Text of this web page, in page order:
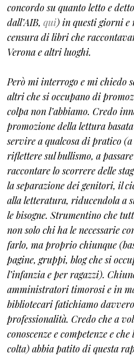
concordo su quanto letto e
dall’AIB, qui) in questi giorni e
censura di libri che
Verona e altri luoghi.
Però mi interrogo e mi chiedo
altri che si occupano di
colpa non l’abbiamo. Credo
promozione della lettura
servire a qualcosa di pratico
riflettere sul bullismo, a
raccontare lo scorrere delle
la separazione dei genitori, il
alla letteratura, riducendola a
le bisogne. Strumentino che
non solo chi ha le necessarie
farlo, ma proprio chiunque
pagine, gruppi, blog che si
l’infanzia e per ragazzi).
amministratori timorosi e in
bibliotecari fatichiamo
professionalità. Credo che a
conoscenze e competenze e
colta) abbia patito di questa